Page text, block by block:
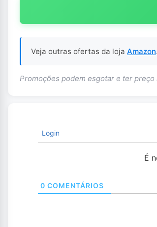
Veja outras ofertas da loja Amazon
Promoções podem esgotar e ter
Login
É
0 COMENTÁRIOS